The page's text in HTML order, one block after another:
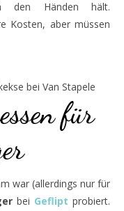
den Händen hält.
Kosten, aber müssen
bei Van Stapele
für
war (allerdings nur für
bei Geflipt probiert.